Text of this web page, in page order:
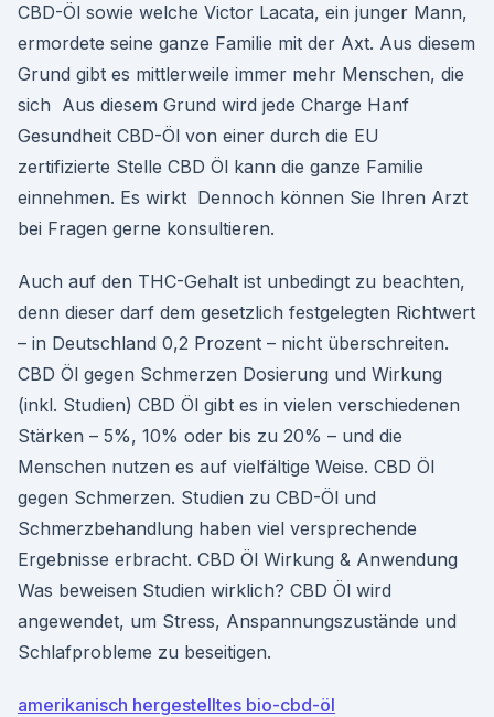
CBD-Öl sowie welche Victor Lacata, ein junger Mann,
ermordete seine ganze Familie mit der Axt. Aus diesem
Grund gibt es mittlerweile immer mehr Menschen, die
sich Aus diesem Grund wird jede Charge Hanf
Gesundheit CBD-Öl von einer durch die EU
zertifizierte Stelle CBD Öl kann die ganze Familie
einnehmen. Es wirkt Dennoch können Sie Ihren Arzt
bei Fragen gerne konsultieren.
Auch auf den THC-Gehalt ist unbedingt zu beachten,
denn dieser darf dem gesetzlich festgelegten Richtwert
– in Deutschland 0,2 Prozent – nicht überschreiten.
CBD Öl gegen Schmerzen Dosierung und Wirkung
(inkl. Studien) CBD Öl gibt es in vielen verschiedenen
Stärken – 5%, 10% oder bis zu 20% – und die
Menschen nutzen es auf vielfältige Weise. CBD Öl
gegen Schmerzen. Studien zu CBD-Öl und
Schmerzbehandlung haben viel versprechende
Ergebnisse erbracht. CBD Öl Wirkung & Anwendung
Was beweisen Studien wirklich? CBD Öl wird
angewendet, um Stress, Anspannungszustände und
Schlafprobleme zu beseitigen.
amerikanisch hergestelltes bio-cbd-öl